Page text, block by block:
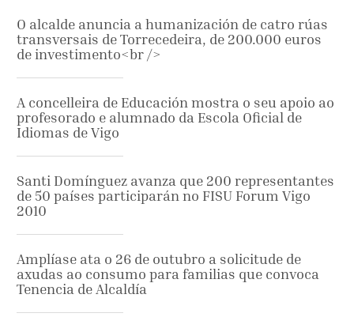
O alcalde anuncia a humanización de catro rúas
transversais de Torrecedeira, de 200.000 euros
de investimento<br />
A concelleira de Educación mostra o seu apoio ao
profesorado e alumnado da Escola Oficial de
Idiomas de Vigo
Santi Domínguez avanza que 200 representantes
de 50 países participarán no FISU Forum Vigo
2010
Amplíase ata o 26 de outubro a solicitude de
axudas ao consumo para familias que convoca
Tenencia de Alcaldía